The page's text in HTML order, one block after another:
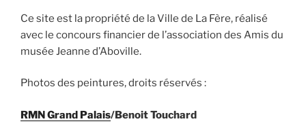
Ce site est la propriété de la Ville de La Fère, réalisé
avec le concours financier de l’association des Amis du
musée Jeanne d’Aboville.
Photos des peintures, droits réservés :
RMN Grand Palais/Benoit Touchard